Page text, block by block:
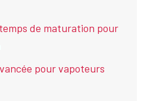
de maturation pour
pour vapoteurs